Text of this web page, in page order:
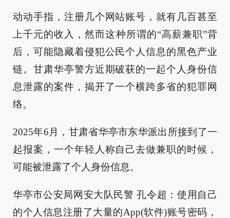
动动手指，注册几个网站账号，就有几百甚至
上千元的收入，然而这种所谓的“高薪兼职”背
后，可能隐藏着侵犯公民个人信息的黑色产业
链。甘肃华亭警方近期破获的一起个人身份信
息泄露的案件，揭开了一个横跨多省的犯罪网
络。
2025年6月，甘肃省华亭市东华派出所接到了一
起报案，一个年轻人称自己去做兼职的时候，
可能被泄露了个人身份信息。
华亭市公安局网安大队民警 孔令超：使用自己
的个人信息注册了大量的App(软件)账号密码，